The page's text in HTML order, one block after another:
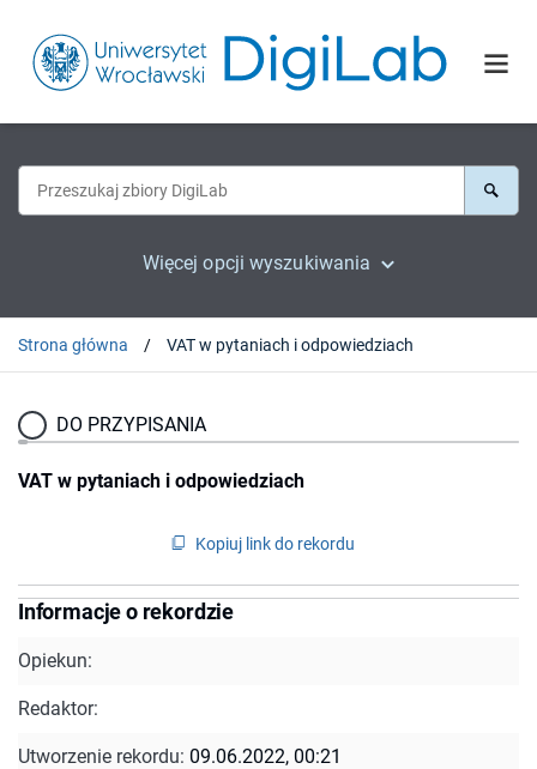
Więcej opcji wyszukiwania
Strona główna VAT w pytaniach i odpowiedziach
DO PRZYPISANIA
VAT w pytaniach i odpowiedziach
Kopiuj link do rekordu
Informacje o rekordzie
Opiekun:
Redaktor:
Utworzenie rekordu: 09.06.2022, 00:21